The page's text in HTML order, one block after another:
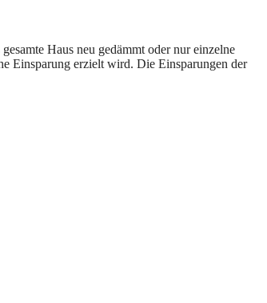
Haus neu gedämmt oder nur einzelne
Einsparung erzielt wird. Die Einsparungen der